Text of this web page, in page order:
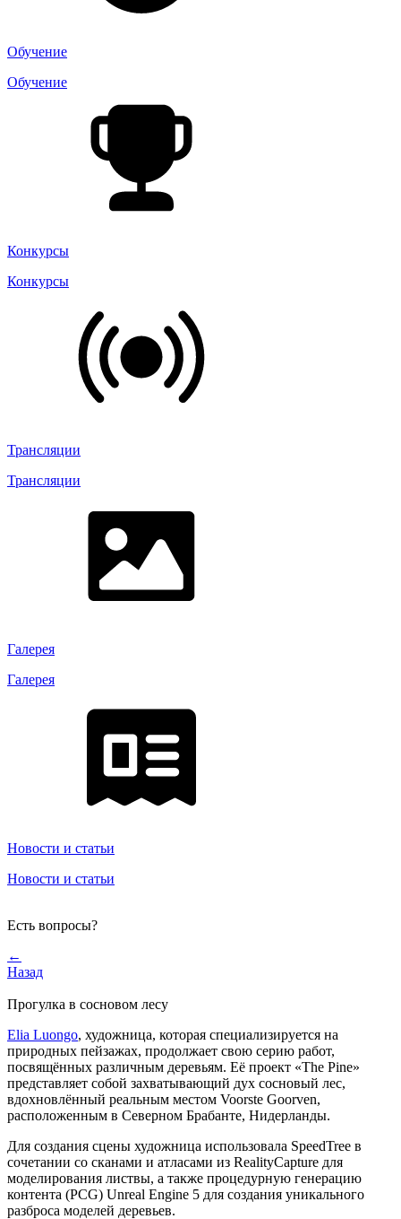
Обучение
Обучение
Конкурсы
Конкурсы
Трансляции
Трансляции
Галерея
Галерея
Новости и статьи
Новости и статьи
Есть вопросы?
←
Назад
Прогулка в сосновом лесу
Elia Luongo, художница, которая специализируется на
природных пейзажах, продолжает свою серию работ,
посвящённых различным деревьям. Её проект «The Pine»
представляет собой захватывающий дух сосновый лес,
вдохновлённый реальным местом Voorste Goorven,
расположенным в Северном Брабанте, Нидерланды.
Для создания сцены художница использовала SpeedTree в
сочетании со сканами и атласами из RealityCapture для
моделирования листвы, а также процедурную генерацию
контента (PCG) Unreal Engine 5 для создания уникального
разброса моделей деревьев.